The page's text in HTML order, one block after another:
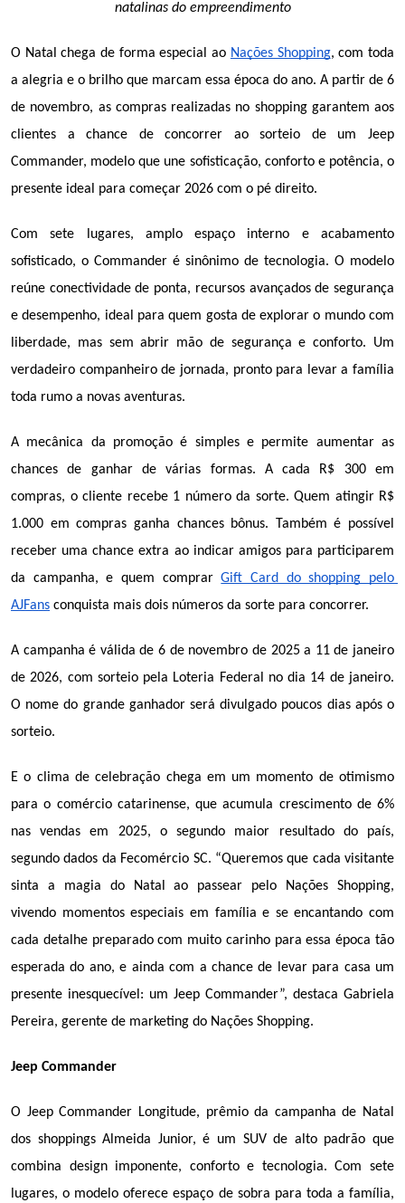
natalinas do empreendimento
O Natal chega de forma especial ao Nações Shopping, com toda
a alegria e o brilho que marcam essa época do ano. A partir de 6
de novembro, as compras realizadas no shopping garantem aos
clientes a chance de concorrer ao sorteio de um Jeep
Commander, modelo que une sofisticação, conforto e potência, o
presente ideal para começar 2026 com o pé direito.
Com sete lugares, amplo espaço interno e acabamento
sofisticado, o Commander é sinônimo de tecnologia. O modelo
reúne conectividade de ponta, recursos avançados de segurança
e desempenho, ideal para quem gosta de explorar o mundo com
liberdade, mas sem abrir mão de segurança e conforto. Um
verdadeiro companheiro de jornada, pronto para levar a família
toda rumo a novas aventuras.
A mecânica da promoção é simples e permite aumentar as
chances de ganhar de várias formas. A cada R$ 300 em
compras, o cliente recebe 1 número da sorte. Quem atingir R$
1.000 em compras ganha chances bônus. Também é possível
receber uma chance extra ao indicar amigos para participarem
da campanha, e quem comprar Gift Card do shopping pelo
AJFans conquista mais dois números da sorte para concorrer.
A campanha é válida de 6 de novembro de 2025 a 11 de janeiro
de 2026, com sorteio pela Loteria Federal no dia 14 de janeiro.
O nome do grande ganhador será divulgado poucos dias após o
sorteio.
E o clima de celebração chega em um momento de otimismo
para o comércio catarinense, que acumula crescimento de 6%
nas vendas em 2025, o segundo maior resultado do país,
segundo dados da Fecomércio SC. “Queremos que cada visitante
sinta a magia do Natal ao passear pelo Nações Shopping,
vivendo momentos especiais em família e se encantando com
cada detalhe preparado com muito carinho para essa época tão
esperada do ano, e ainda com a chance de levar para casa um
presente inesquecível: um Jeep Commander”, destaca Gabriela
Pereira, gerente de marketing do Nações Shopping.
Jeep Commander
O Jeep Commander Longitude, prêmio da campanha de Natal
dos shoppings Almeida Junior, é um SUV de alto padrão que
combina design imponente, conforto e tecnologia. Com sete
lugares, o modelo oferece espaço de sobra para toda a família,